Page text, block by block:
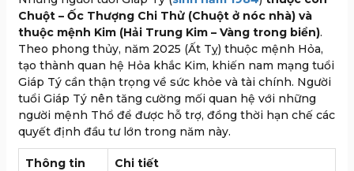
Chuột – Ốc Thượng Chi Thử (Chuột ở nóc nhà) và
thuộc mệnh Kim (Hải Trung Kim – Vàng trong biển).
Theo phong thủy, năm 2025 (Ất Tỵ) thuộc mệnh Hỏa,
tạo thành quan hệ Hỏa khắc Kim, khiến nam mạng tuổi
Giáp Tý cần thận trọng về sức khỏe và tài chính. Người
tuổi Giáp Tý nên tăng cường mối quan hệ với những
người mệnh Thổ để được hỗ trợ, đồng thời hạn chế các
quyết định đầu tư lớn trong năm này.
Thông tin Chi tiết